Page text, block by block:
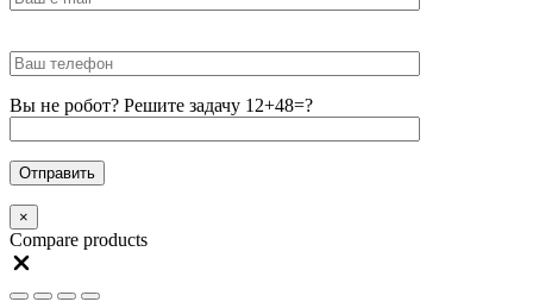
Вы не робот? Решите задачу 12+48=?
×
Compare products